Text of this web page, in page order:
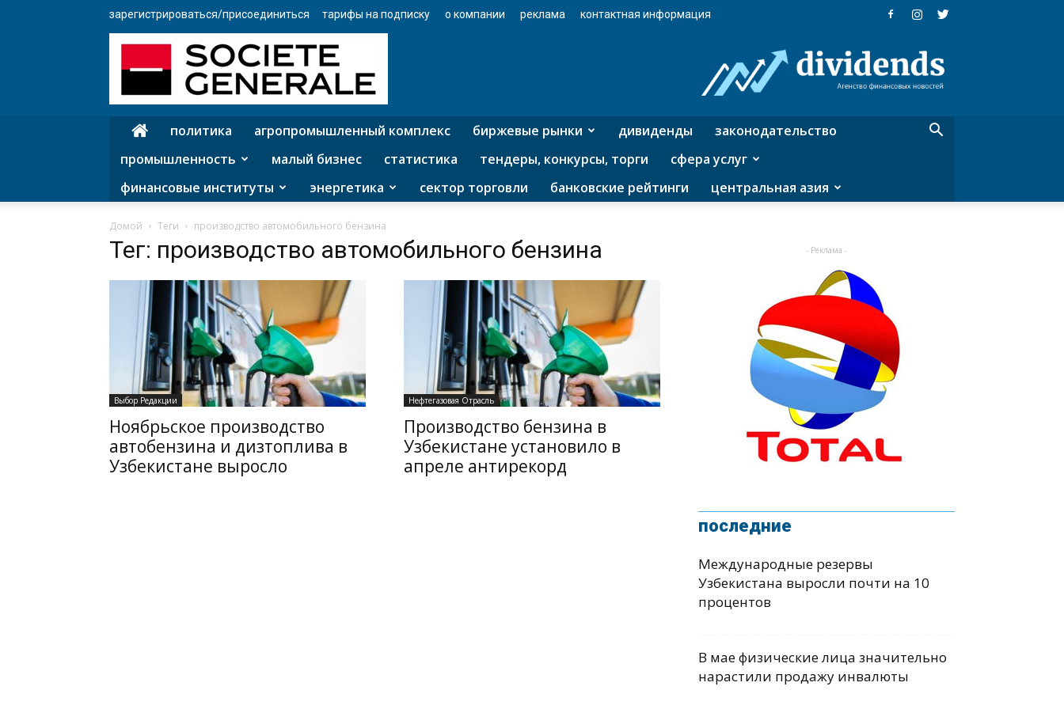
зарегистрироваться/присоединиться тарифы на подписку о компании реклама контактная информация
агентство
финансовых
политика агропромышленный комплекс биржевые рынки дивиденды
законодательство
промышленность
малый бизнес статистика тендеры, конкурсы, торги
сфера услуг
финансовые институты
энергетика сектор торговли банковские рейтинги центральная азия
Домой Теги производство автомобильного бензина
Тег: производство автомобильного бензина
Выбор Редакции
Ноябрьское производство
автобензина и дизтоплива в
Узбекистане выросло
Нефтегазовая Отрасль
Производство бензина в
Узбекистане установило в
апреле антирекорд
- Реклама -
последние
Международные резервы
Узбекистана выросли почти на 10
процентов
В мае физические лица значительно
нарастили продажу инвалюты